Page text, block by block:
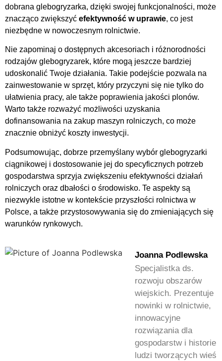
dobrana glebogryzarka, dzięki swojej funkcjonalności, może
znacząco zwiększyć efektywność w uprawie, co jest
niezbędne w nowoczesnym rolnictwie.
Nie zapominaj o dostępnych akcesoriach i różnorodności
rodzajów glebogryzarek, które mogą jeszcze bardziej
udoskonalić Twoje działania. Takie podejście pozwala na
zainwestowanie w sprzęt, który przyczyni się nie tylko do
ułatwienia pracy, ale także poprawienia jakości plonów.
Warto także rozważyć możliwości uzyskania
dofinansowania na zakup maszyn rolniczych, co może
znacznie obniżyć koszty inwestycji.
Podsumowując, dobrze przemyślany wybór glebogryzarki
ciągnikowej i dostosowanie jej do specyficznych potrzeb
gospodarstwa sprzyja zwiększeniu efektywności działań
rolniczych oraz dbałości o środowisko. Te aspekty są
niezwykle istotne w kontekście przyszłości rolnictwa w
Polsce, a także przystosowywania się do zmieniających się
warunków rynkowych.
Joanna Podlewska
Specjalistka ds.
rozwoju obszarów
wiejskich. Prezentuje
nowinki w rolnictwie,
innowacyjne
rozwiązania dla
gospodarstw i historie
ludzi tworzących wieś